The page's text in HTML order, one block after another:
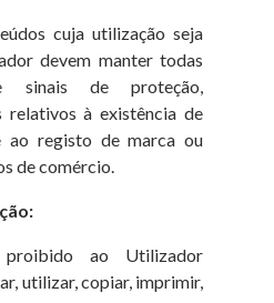
cuja utilização seja
devem manter todas
sinais de proteção,
relativos à existência de
registo de marca ou
de comércio.
proibido ao Utilizador
utilizar, copiar, imprimir,